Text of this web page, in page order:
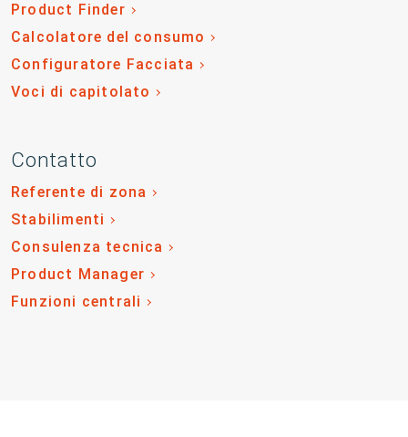
Product Finder
Calcolatore del consumo
Configuratore Facciata
Voci di capitolato
Contatto
Referente di zona
Stabilimenti
Consulenza tecnica
Product Manager
Funzioni centrali